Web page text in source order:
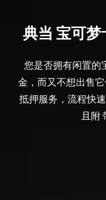
典当 宝可梦
您是否拥有闲置的
金，而又不想出售它
抵押服务，流程快
且附